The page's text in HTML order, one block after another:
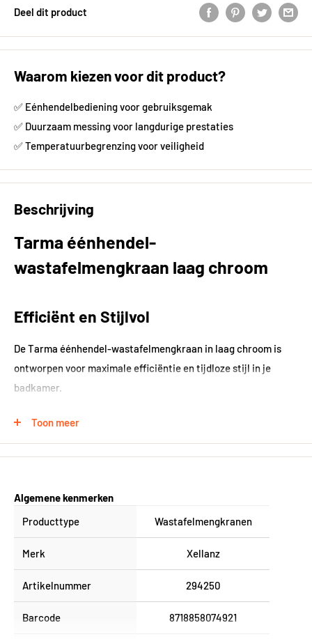
Deel dit product
Waarom kiezen voor dit product?
✅ Eénhendelbediening voor gebruiksgemak
✅ Duurzaam messing voor langdurige prestaties
✅ Temperatuurbegrenzing voor veiligheid
Beschrijving
Tarma éénhendel-
wastafelmengkraan laag chroom
Efficiënt en Stijlvol
De Tarma éénhendel-wastafelmengkraan in laag chroom is
ontworpen voor maximale efficiëntie en tijdloze stijl in je
badkamer.
-druk aanpassen met minimale inspanning.
Hoogwaardige Materialen
Gemaakt van duurzaam messing, garandeert deze kraan
langdurige prestaties en betrouwbaarheid, zelfs bij dagelijks
gebruik.
Toon meer
Algemene kenmerken
Producttype
Wastafelmengkranen
Merk Xellanz
Artikelnummer 294250
Barcode 8718858074921